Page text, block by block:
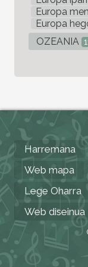
Europa
Europa
OZEANIA
Harremana
Web mapa
Lege Oharra
Web diseinua